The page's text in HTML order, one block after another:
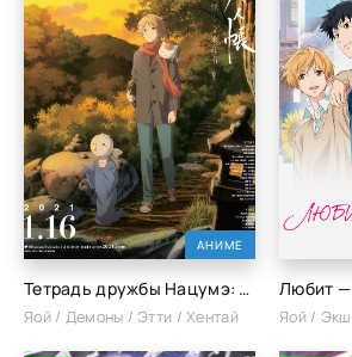
АНИМЕ
Тетрадь дружбы Нацумэ: Пробуждение камня и подозрительный посетитель
Яой / Демоны / Этти / Хентай
Любит —
Яой /